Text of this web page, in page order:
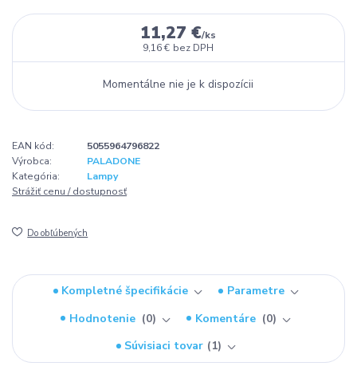
11,27 €/ks
9,16 € bez DPH
Momentálne nie je k dispozícii
EAN kód:
5055964796822
Výrobca:
PALADONE
Kategória:
Lampy
Strážiť cenu / dostupnosť
Do obľúbených
Kompletné špecifikácie
Parametre
Hodnotenie
0 Komentáre
0
Súvisiaci tovar
1